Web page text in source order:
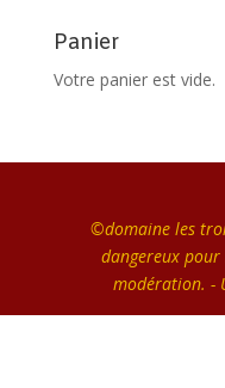
Panier
Votre panier est vide.
©domaine les
dangereux pour
modération. -